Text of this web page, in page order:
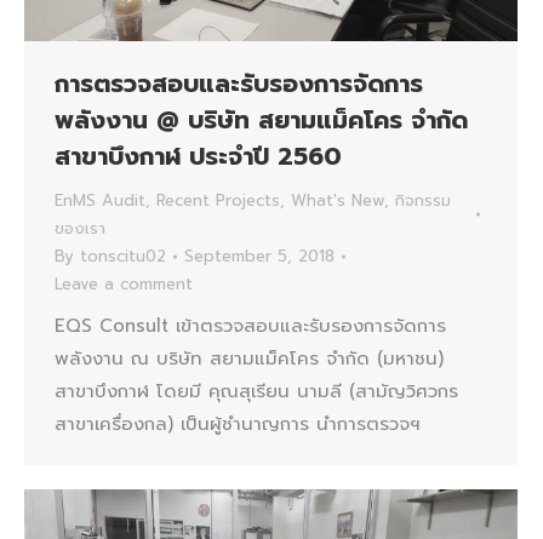
การตรวจสอบและรับรองการจัดการ
พลังงาน @ บริษัท สยามแม็คโคร จำกัด
สาขาบึงกาฬ ประจำปี 2560
EnMS Audit, Recent Projects, What's New, กิจกรรม
ของเรา
By tonscitu02
September 5, 2018
Leave a comment
EQS Consult เข้าตรวจสอบและรับรองการจัดการ
พลังงาน ณ บริษัท สยามแม็คโคร จำกัด (มหาชน)
สาขาบึงกาฬ โดยมี คุณสุเรียน นามลี (สามัญวิศวกร
สาขาเครื่องกล) เป็นผู้ชำนาญการ นำการตรวจฯ